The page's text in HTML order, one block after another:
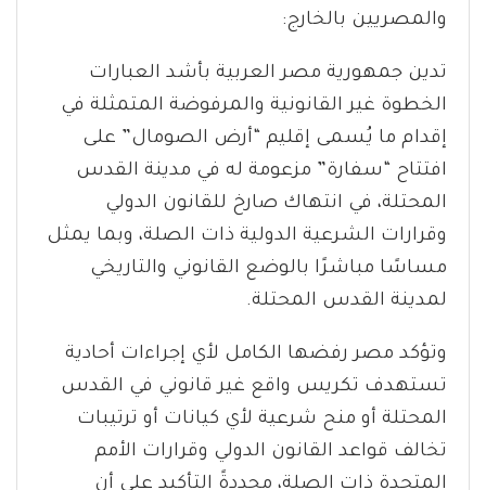
والمصريين بالخارج:
تدين جمهورية مصر العربية بأشد العبارات
الخطوة غير القانونية والمرفوضة المتمثلة في
إقدام ما يُسمى إقليم “أرض الصومال” على
افتتاح “سفارة” مزعومة له في مدينة القدس
المحتلة، في انتهاك صارخ للقانون الدولي
وقرارات الشرعية الدولية ذات الصلة، وبما يمثل
مساسًا مباشرًا بالوضع القانوني والتاريخي
لمدينة القدس المحتلة.
وتؤكد مصر رفضها الكامل لأي إجراءات أحادية
تستهدف تكريس واقع غير قانوني في القدس
المحتلة أو منح شرعية لأي كيانات أو ترتيبات
تخالف قواعد القانون الدولي وقرارات الأمم
المتحدة ذات الصلة، مجددةً التأكيد على أن